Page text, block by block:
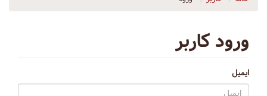
ورود کاربر
ایمیل